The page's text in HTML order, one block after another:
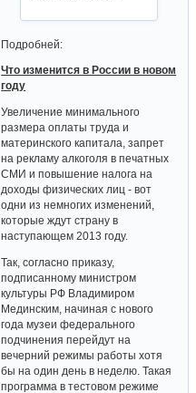
Подробней:
Что изменится в России в новом
году
Увеличение минимального
размера оплаты труда и
материнского капитала, запрет
на рекламу алкоголя в печатных
СМИ и повышение налога на
доходы физических лиц - вот
одни из немногих изменений,
которые ждут страну в
наступающем 2013 году.
Так, согласно приказу,
подписанному министром
культуры РФ Владимиром
Мединским, начиная с нового
года музеи федерального
подчинения перейдут на
вечерний режимы работы хотя
бы на один день в неделю. Такая
программа в тестовом режиме